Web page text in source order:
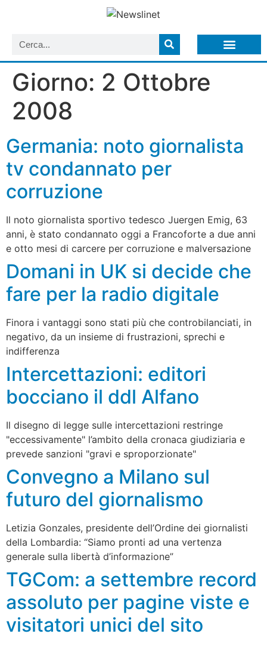
Giorno: 2 Ottobre
2008
Germania: noto giornalista
tv condannato per
corruzione
Il noto giornalista sportivo tedesco Juergen Emig, 63
anni, è stato condannato oggi a Francoforte a due anni
e otto mesi di carcere per corruzione e malversazione
Domani in UK si decide che
fare per la radio digitale
Finora i vantaggi sono stati più che controbilanciati, in
negativo, da un insieme di frustrazioni, sprechi e
indifferenza
Intercettazioni: editori
bocciano il ddl Alfano
Il disegno di legge sulle intercettazioni restringe
"eccessivamente" l’ambito della cronaca giudiziaria e
prevede sanzioni "gravi e sproporzionate"
Convegno a Milano sul
futuro del giornalismo
Letizia Gonzales, presidente dell’Ordine dei giornalisti
della Lombardia: “Siamo pronti ad una vertenza
generale sulla libertà d’informazione”
TGCom: a settembre record
assoluto per pagine viste e
visitatori unici del sito